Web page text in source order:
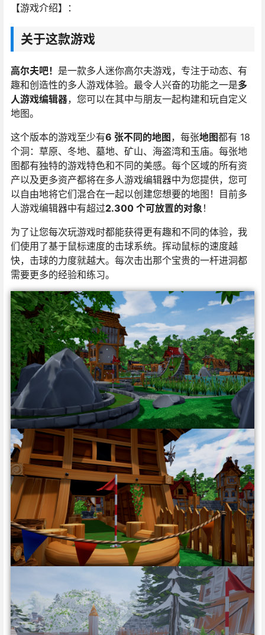
【游戏介绍】：
关于这款游戏
高尔夫吧！ 是一款多人迷你高尔夫游戏，专注于动态、有
趣和创造性的多人游戏体验。最令人兴奋的功能之一是多
人游戏编辑器，您可以在其中与朋友一起构建和玩自定义
地图。
这个版本的游戏至少有6 张不同的地图 ，每张地图都有 18
个洞：草原、冬地、墓地、矿山、海盗湾和玉庙。每张地
图都有独特的游戏特色和不同的美感。每个区域的所有资
产以及更多资产都将在多人游戏编辑器中为您提供，您可
以自由地将它们混合在一起以创建您想要的地图！目前多
人游戏编辑器中有超过2.300 个可放置的对象！
为了让您每次玩游戏时都能获得更有趣和不同的体验，我
们使用了基于鼠标速度的击球系统。挥动鼠标的速度越
快，击球的力度就越大。每次击出那个宝贵的一杆进洞都
需要更多的经验和练习。